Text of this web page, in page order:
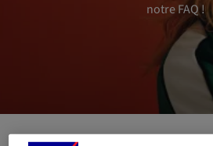
notre FAQ !